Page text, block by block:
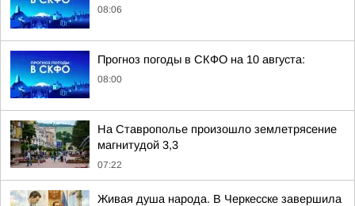
08:06
Прогноз погоды в СКФО на 10 августа:
08:00
На Ставрополье произошло землетрясение
магнитудой 3,3
07:22
Живая душа народа. В Черкесске завершила